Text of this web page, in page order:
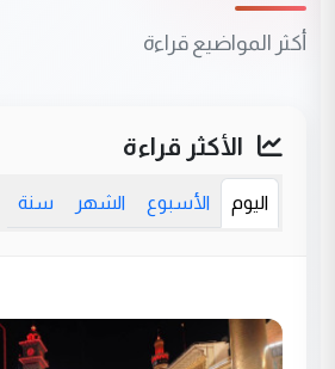
أكثر المواضيع قراءة
الأكثر قراءة
اليوم الأسبوع الشهر سنة